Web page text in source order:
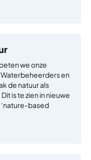
we onze
en
de natuur als
is te zien in nieuwe
‘nature-based